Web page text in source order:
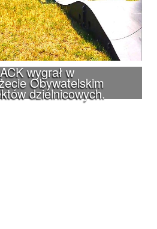
wygrał w
Obywatelskim
dzielnicowych.